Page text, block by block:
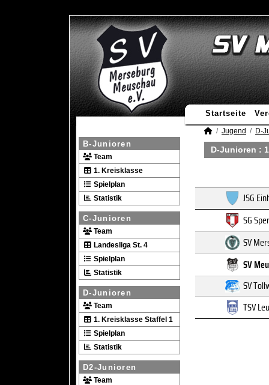
Startseite
B-Junioren
Team
1. Kreisklasse
Spielplan
Statistik
C-Junioren
Team
Landesliga St. 4
Spielplan
Statistik
D-Junioren
Team
1. Kreisklasse Staffel 1
Spielplan
Statistik
D2-Junioren
Team
Jugend D-
D-Junioren :
JSG
SG
SV
SV
SV
TSV